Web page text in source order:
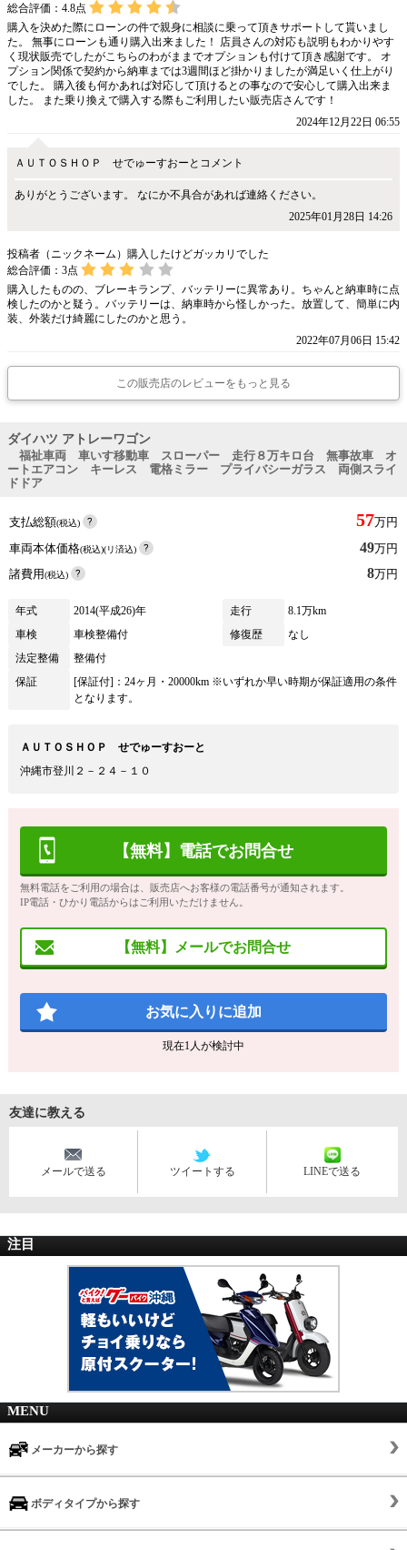
総合評価： 4.8点
購入を決めた際にローンの件で親身に相談に乗って頂きサポートして貰いまし
た。 無事にローンも通り購入出来ました！ 店員さんの対応も説明もわかりやす
く現状販売でしたがこちらのわがままでオプションも付けて頂き感謝です。 オ
プション関係で契約から納車までは3週間ほど掛かりましたが満足いく仕上がり
でした。 購入後も何かあれば対応して頂けるとの事なので安心して購入出来ま
した。 また乗り換えで購入する際もご利用したい販売店さんです！
2024年12月22日 06:55
ＡＵＴＯＳＨＯＰ せでゅーすおーとコメント
ありがとうございます。 なにか不具合があれば連絡ください。
2025年01月28日 14:26
投稿者（ニックネーム）購入したけどガッカリでした
総合評価： 3点
購入したものの、ブレーキランプ、バッテリーに異常あり。ちゃんと納車時に点
検したのかと疑う。バッテリーは、納車時から怪しかった。放置して、簡単に内
装、外装だけ綺麗にしたのかと思う。
2022年07月06日 15:42
この販売店のレビューをもっと見る
ダイハツ アトレーワゴン
福祉車両 車いす移動車 スローパー 走行８万キロ台 無事故車 オ
ートエアコン キーレス 電格ミラー プライバシーガラス 両側スライ
ドドア
支払総額(税込) 57万円
車両本体価格(税込)(リ済込) 49万円
諸費用(税込) 8万円
年式 2014(平成26)年 走行
8.1万km
車検
車検整備付 修復歴
なし
法定整備
整備付
保証
[保証付]：24ヶ月・20000km ※いずれか早い時期が保証適用の条件
となります。
ＡＵＴＯＳＨＯＰ せでゅーすおーと
沖縄市登川２－２４－１０
【無料】電話でお問合せ
無料電話をご利用の場合は、販売店へお客様の電話番号が通知されます。
IP電話・ひかり電話からはご利用いただけません。
【無料】メールでお問合せ
お気に入りに追加
現在1 人が検討中
友達に教える
メールで送る ツイートする LINEで送る
注目
MENU
メーカーから探す
ボディタイプから探す